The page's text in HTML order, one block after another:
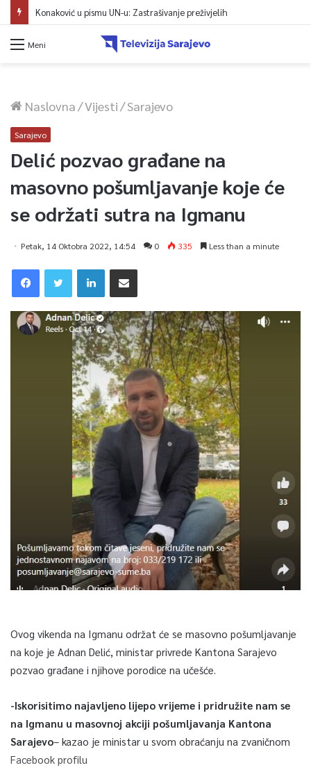
Konaković u pismu UN-u: Zastrašivanje preživjelih
Meni
Naslovna/Vijesti/Sarajevo
Sarajevo
Delić pozvao građane na
masovno pošumljavanje koje će
se održati sutra na Igmanu
Petak, 14 Oktobra 2022, 14:54 0 335 Less than a minute
Ovog vikenda na Igmanu održat će se masovno pošumljavanje
na koje je Adnan Delić, ministar privrede Kantona Sarajevo
pozvao građane i njihove porodice na učešće.
-Iskorisitimo najavljeno lijepo vrijeme i pridružite nam se
na Igmanu u masovnoj akciji pošumljavanja Kantona
Sarajevo– kazao je ministar u svom obraćanju na zvaničnom
Facebook profilu